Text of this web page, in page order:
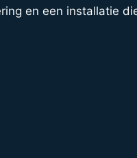
en een installatie